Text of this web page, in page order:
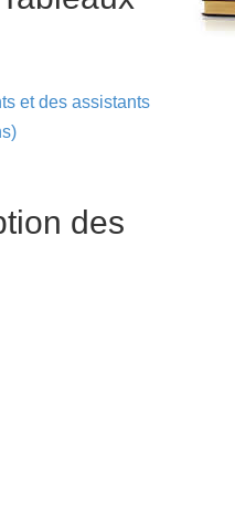
et des assistants
des